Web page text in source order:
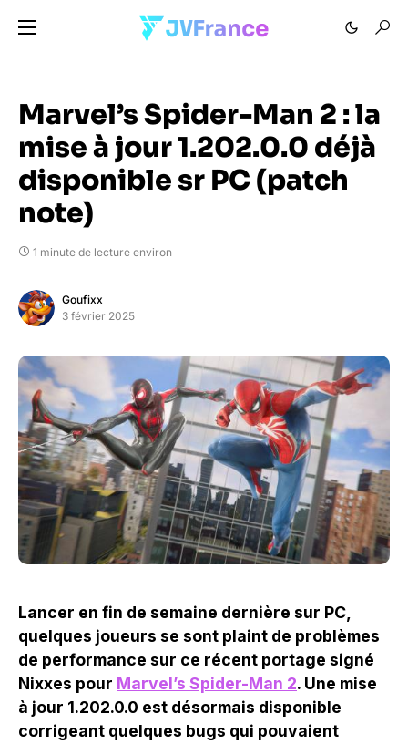
Marvel’s Spider-Man 2 : la
mise à jour 1.202.0.0 déjà
disponible sr PC (patch
note)
1 minute de lecture environ
Goufixx
3 février 2025
Lancer en fin de semaine dernière sur PC,
quelques joueurs se sont plaint de problèmes
de performance sur ce récent portage signé
Nixxes pour Marvel’s Spider-Man 2. Une mise
à jour 1.202.0.0 est désormais disponible
corrigeant quelques bugs qui pouvaient